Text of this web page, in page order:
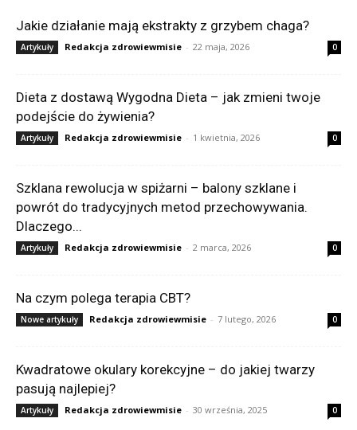
Jakie działanie mają ekstrakty z grzybem chaga?
Artykuły Redakcja zdrowiewmisie - 22 maja, 2026 0
Dieta z dostawą Wygodna Dieta – jak zmieni twoje
podejście do żywienia?
Artykuły Redakcja zdrowiewmisie - 1 kwietnia, 2026 0
Szklana rewolucja w spiżarni – balony szklane i
powrót do tradycyjnych metod przechowywania.
Dlaczego...
Artykuły Redakcja zdrowiewmisie - 2 marca, 2026 0
Na czym polega terapia CBT?
Nowe artykuły Redakcja zdrowiewmisie - 7 lutego, 2026 0
Kwadratowe okulary korekcyjne – do jakiej twarzy
pasują najlepiej?
Artykuły Redakcja zdrowiewmisie - 30 września, 2025 0